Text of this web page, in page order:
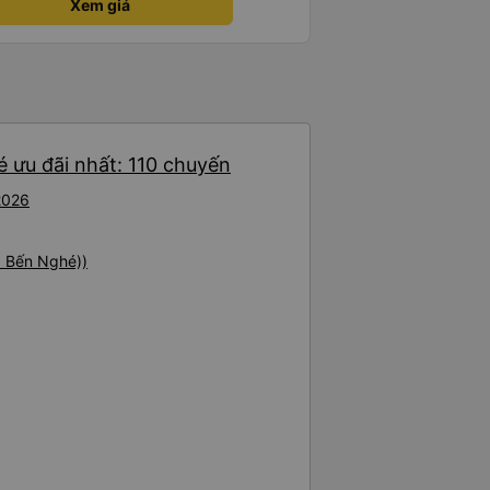
đồng để sử dụng phòng
cảm thấy xe buýt rung rất
sử dụng chúng vì chúng trống.
tốt :)
Xem giá
đãi nhất: 110 chuyến
Bến Nghé))